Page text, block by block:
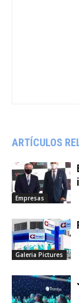
ARTÍCULOS
Empresas
Galeria Pictures